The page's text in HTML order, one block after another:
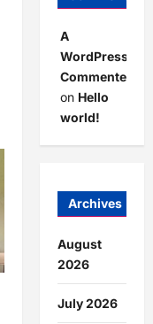
A
WordPress
Commenter
on Hello
world!
Archives
August
2026
July 2026